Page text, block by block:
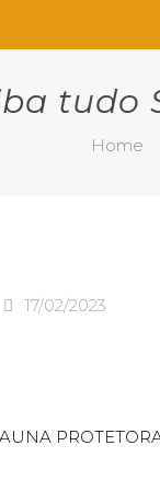
tudo
Home
17/02/2023